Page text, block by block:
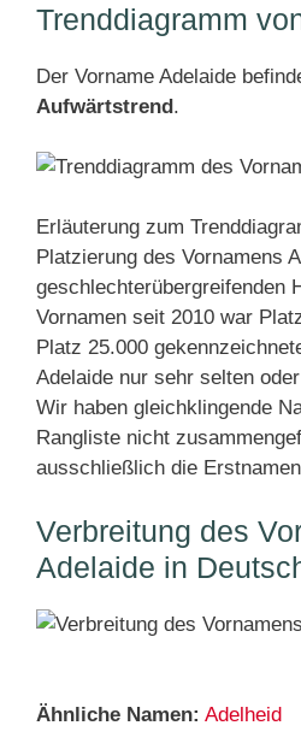
Trenddiagramm
Der Vorname Adelaide
Aufwärtstrend.
Erläuterung zum
Platzierung des Vornamens
geschlechterübergreifenden
Vornamen seit 2010 war
Platz 25.000
Adelaide nur sehr selten
Wir haben gleichklingende
Rangliste nicht
ausschließlich die
Verbreitung des
Adelaide in
Ähnliche Namen: Adelheid